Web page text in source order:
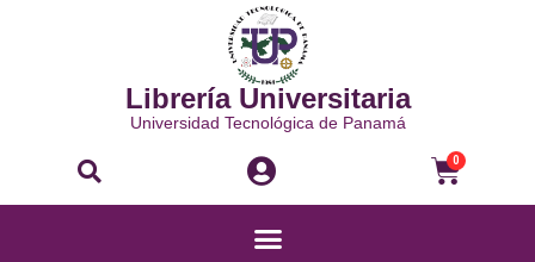
Librería Universitaria
Universidad Tecnológica de Panamá
Buscar 0
Menú